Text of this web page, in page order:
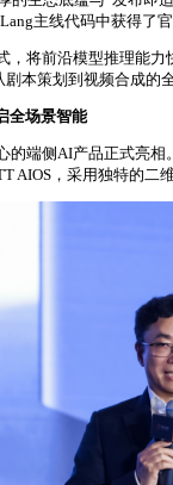
主线代码中获得了
，将前沿模型推理能
本策划到视频合成的
全场景智能
的端侧AI产品正式亮
AIOS，采用独特的二